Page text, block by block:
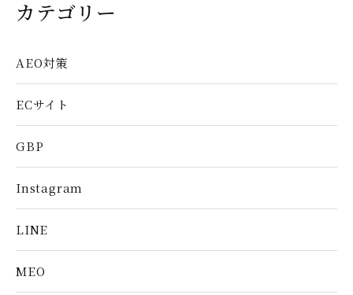
カテゴリー
AEO対策
ECサイト
GBP
Instagram
LINE
MEO